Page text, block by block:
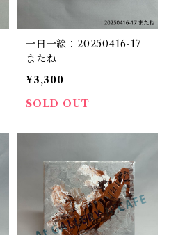
一日一絵：20250416-17
またね
¥3,300
SOLD OUT